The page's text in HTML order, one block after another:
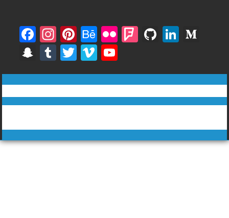
F
ac
e
b
o
k
In
st
a
gr
a
Pi
nt
er
e
st
B
e
h
a
n
e
Fli F
rs
q
ar
e
Gi
u
b
Li
e
dI
u
m
S
n
a
p
h
at
T
u
m
bl
T
w
itt
er
Vi
m
e
o
o
u
T
b
e